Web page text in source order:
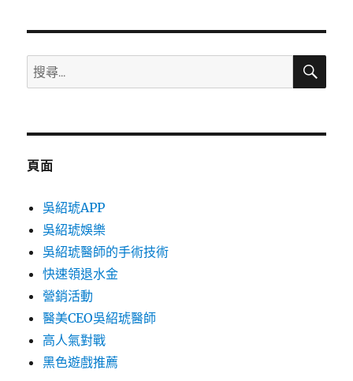
搜
尋
鍵
搜
頁面
吳紹琥APP
吳紹琥娛樂
吳紹琥醫師的手術技術
快速領退水金
營銷活動
醫美CEO吳紹琥醫師
高人氣對戰
黑色遊戲推薦